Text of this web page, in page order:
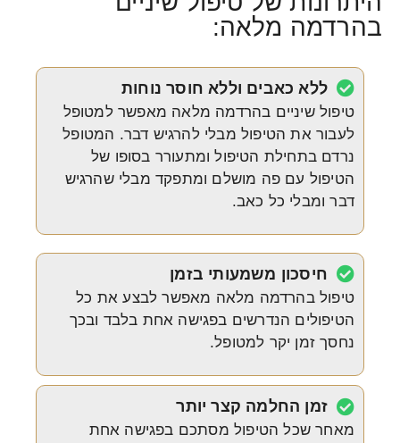
בהרדמה מלאה:
ללא כאבים וללא חוסר נוחות
טיפול שיניים בהרדמה מלאה מאפשר למטופל
לעבור את הטיפול מבלי להרגיש דבר. המטופל
נרדם בתחילת הטיפול ומתעורר בסופו של
הטיפול עם פה מושלם ומתפקד מבלי שהרגיש
דבר ומבלי כל כאב.
חיסכון משמעותי בזמן
טיפול בהרדמה מלאה מאפשר לבצע את כל
הטיפולים הנדרשים בפגישה אחת בלבד ובכך
נחסך זמן יקר למטופל.
זמן החלמה קצר יותר
מאחר שכל הטיפול מסתכם בפגישה אחת